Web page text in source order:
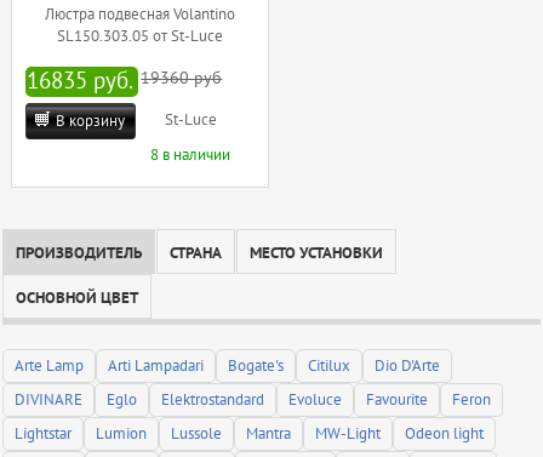
Люстра подвесная Volantino
SL150.303.05 от St-Luce
16835 руб. 19360 руб
В корзину
St-Luce
8 в наличии
ПРОИЗВОДИТЕЛЬ СТРАНА МЕСТО УСТАНОВКИ
ОСНОВНОЙ ЦВЕТ
Arte Lamp Arti Lampadari Bogate's Citilux
Dio D'Arte
DIVINARE
Eglo Elektrostandard Evoluce Favourite
Feron
Lightstar
Lumion Lussole Mantra MW-Light
Odeon light